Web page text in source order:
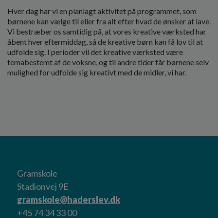
Hver dag har vi en planlagt aktivitet på programmet, som
børnene kan vælge til eller fra alt efter hvad de ønsker at lave.
Vi bestræber os samtidig på, at vores kreative værksted har
åbent hver eftermiddag, så de kreative børn kan få lov til at
udfolde sig. I perioder vil det kreative værksted være
temabestemt af de voksne, og til andre tider får børnene selv
mulighed for udfolde sig kreativt med de midler, vi har.
Gramskole
Stadionvej 9E
gramskole@haderslev.dk
+45 74 34 33 00